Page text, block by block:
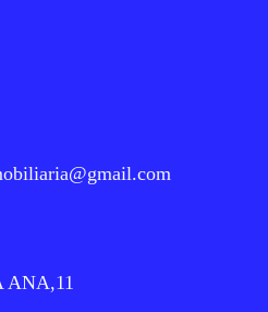
ANA,11